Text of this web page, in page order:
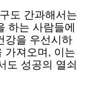
도 간과해서는
하는 사람들에
강을 우선시하
가져오며, 이는
도 성공의 열쇠